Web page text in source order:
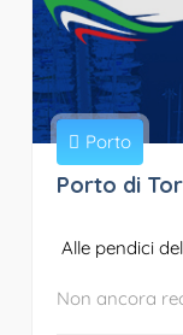
Porto
Porto di
Alle pendici
Non ancora